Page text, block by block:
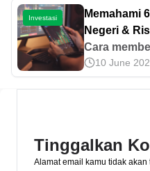
kualitasnya
artikel ini!
Investasi
Memahami
Negeri &
Cara
dilakukan
10 June
Tinggalkan
Alamat email kamu tidak